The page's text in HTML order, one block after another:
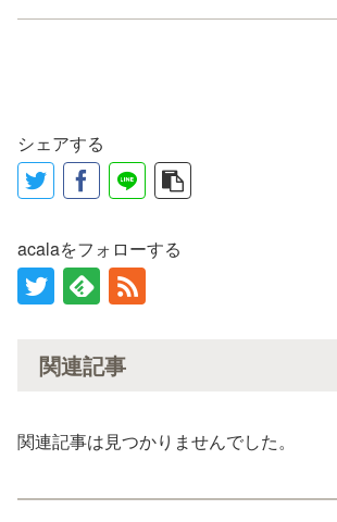
シェアする
acalaをフォローする
関連記事
関連記事は見つかりませんでした。